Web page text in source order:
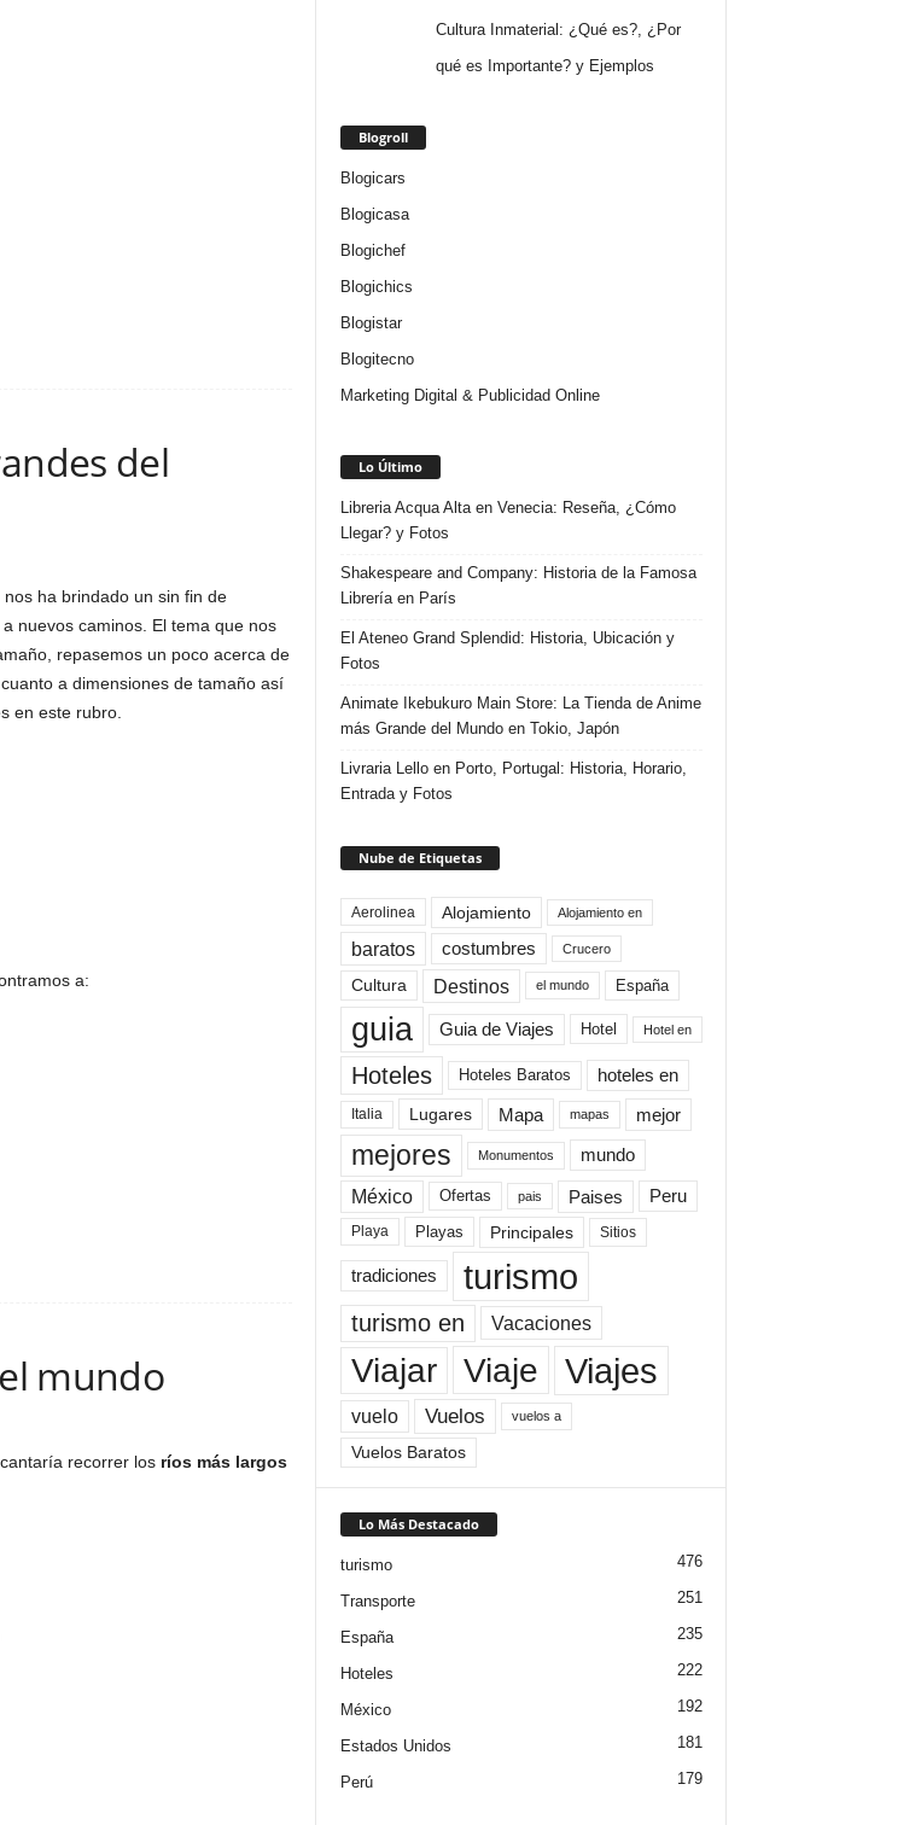
del
nos ha brindado un sin fin de
nuevos caminos. El tema que nos
repasemos un poco acerca de
a dimensiones de tamaño así
en este rubro.
a:
mundo
recorrer los ríos más largos
Cultura Inmaterial: ¿Qué es?, ¿Por
qué es Importante? y Ejemplos
Blogroll
Blogicars
Blogicasa
Blogichef
Blogichics
Blogistar
Blogitecno
Marketing Digital & Publicidad Online
Lo Último
Libreria Acqua Alta en Venecia: Reseña, ¿Cómo
Llegar? y Fotos
Shakespeare and Company: Historia de la Famosa
Librería en París
El Ateneo Grand Splendid: Historia, Ubicación y
Fotos
Animate Ikebukuro Main Store: La Tienda de Anime
más Grande del Mundo en Tokio, Japón
Livraria Lello en Porto, Portugal: Historia, Horario,
Entrada y Fotos
Nube de Etiquetas
Aerolinea Alojamiento Alojamiento en
baratos costumbres Crucero
Cultura Destinos el mundo España
guia Guia de Viajes Hotel Hotel en
Hoteles Hoteles Baratos hoteles en
Italia Lugares Mapa mapas mejor
mejores Monumentos mundo
México Ofertas pais Paises Peru
Playa Playas Principales Sitios
tradiciones turismo
turismo en Vacaciones
Viajar Viaje Viajes
vuelo Vuelos vuelos a
Vuelos Baratos
Lo Más Destacado
turismo 476
Transporte 251
España 235
Hoteles 222
México 192
Estados Unidos 181
Perú 179